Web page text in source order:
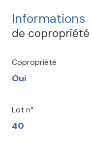
Informations
de copropriété
Copropriété
Oui
Lot n°
40